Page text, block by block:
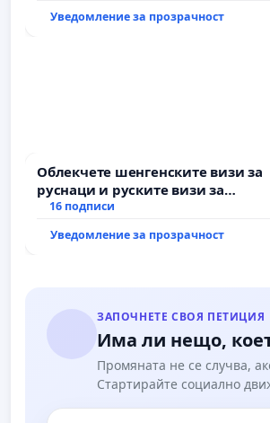
Уведомление за прозрачност
Облекчете шенгенските визи за
руснаци и руските визи за
българи
16 подписи
Уведомление за прозрачност
ЗАПОЧНЕТЕ СВОЯ ПЕТИЦИЯ
Има ли нещо,
Промяната не се случва,
Стартирайте социално